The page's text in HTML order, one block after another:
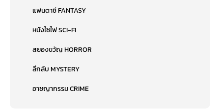
แฟนตาซี FANTASY
หนังไซไฟ SCI-FI
สยองขวัญ HORROR
ลึกลับ MYSTERY
อาชญากรรม CRIME